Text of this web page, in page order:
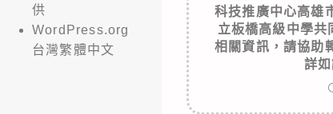
科技推廣中心高雄
立板橋高級中學共
相關資訊，請協助
詳
供
WordPress.org
台灣繁體中文